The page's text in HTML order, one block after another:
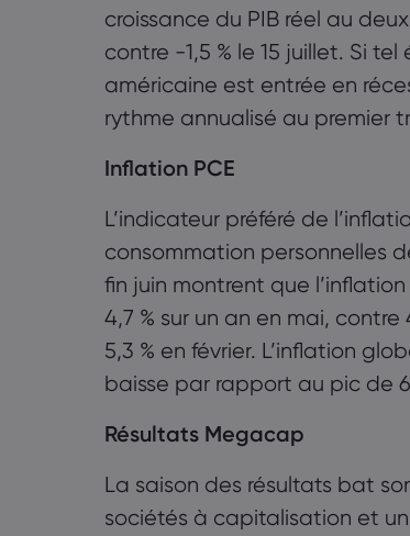
croissance du PIB réel au
contre -1,5 % le 15 juillet. Si
américaine est entrée en
rythme annualisé au premier
Inflation PCE
L’indicateur préféré de
consommation personnelles
fin juin montrent que
4,7 % sur un an en mai,
5,3 % en février. L’inflation
baisse par rapport au pic de
Résultats Megacap
La saison des résultats bat
sociétés à capitalisation et